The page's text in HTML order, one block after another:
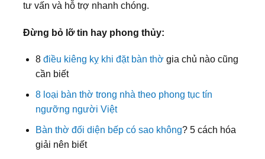
tư vấn và hỗ trợ nhanh chóng.
Đừng bỏ lỡ tin hay phong thủy:
8 điều kiêng kỵ khi đặt bàn thờ gia chủ nào cũng
cần biết
8 loại bàn thờ trong nhà theo phong tục tín
ngưỡng người Việt
Bàn thờ đối diện bếp có sao không? 5 cách hóa
giải nên biết